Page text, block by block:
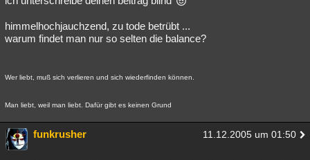
himmelhochjauchzend, zu tode betrübt ...
warum findet man nur so selten die balance?
Wer liebt, muß sich verlieren und sich wiederfinden können.
Man liebt, weil man liebt. Dafür gibt es keinen Grund
funkrusher 11.12.2005 um 01:50